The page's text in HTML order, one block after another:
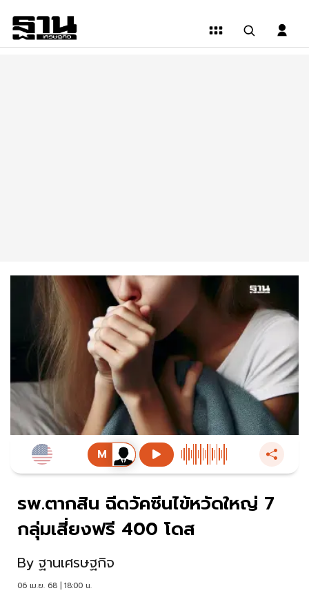
รพ.ตากสิน ฉีดวัคซีนไข้หวัดใหญ่ 7
กลุ่มเสี่ยงฟรี 400 โดส
By ฐานเศรษฐกิจ
06 เม.ย. 68 | 18:00 น.